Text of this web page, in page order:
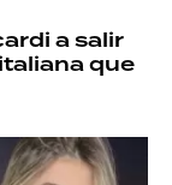
a salir
que